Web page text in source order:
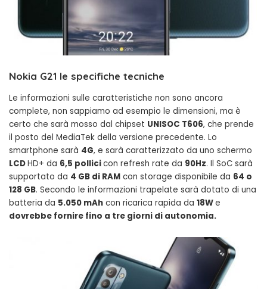
Nokia G21 le specifiche tecniche
Le informazioni sulle caratteristiche non sono ancora
complete, non sappiamo ad esempio le dimensioni, ma è
certo che sarà mosso dal chipset UNISOC T606, che prende
il posto del MediaTek della versione precedente. Lo
smartphone sarà 4G, e sarà caratterizzato da uno schermo
LCDHD+ da 6,5 pollicicon refresh rate da 90Hz. Il SoC sarà
supportato da 4 GB di RAM con storage disponibile da 64 o
128 GB. Secondo le informazioni trapelate sarà dotato di una
batteria da 5.050 mAh con ricarica rapida da 18We
dovrebbe fornire fino a tre giorni di autonomia.